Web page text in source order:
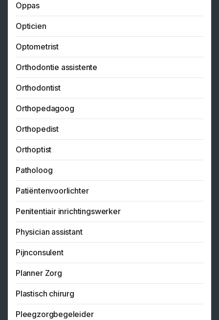
Oppas
Opticien
Optometrist
Orthodontie assistente
Orthodontist
Orthopedagoog
Orthopedist
Orthoptist
Patholoog
Patiëntenvoorlichter
Penitentiair inrichtingswerker
Physician assistant
Pijnconsulent
Planner Zorg
Plastisch chirurg
Pleegzorgbegeleider